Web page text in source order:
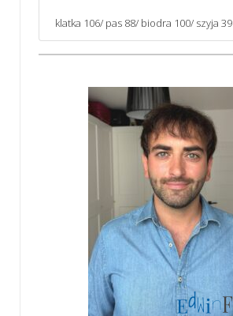
klatka 106/ pas 88/ biodra 100/ szyja 39